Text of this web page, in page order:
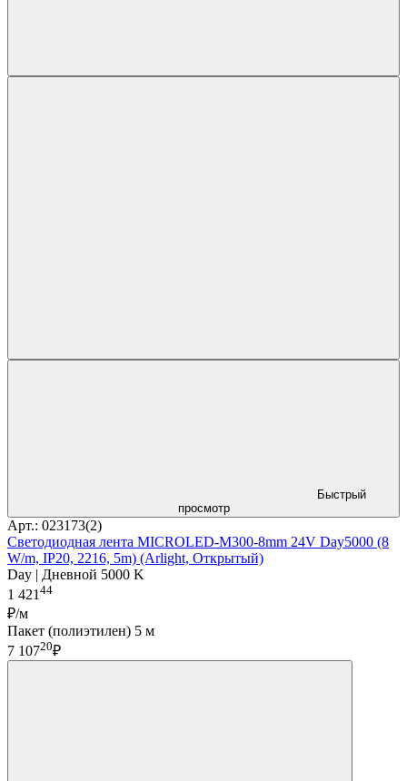
Быстрый
просмотр
Арт.: 023173(2)
Светодиодная лента MICROLED-M300-8mm 24V Day5000 (8
W/m, IP20, 2216, 5m) (Arlight, Открытый)
Day | Дневной 5000 K
1 421 44
₽/м
Пакет (полиэтилен) 5 м
7 10720₽